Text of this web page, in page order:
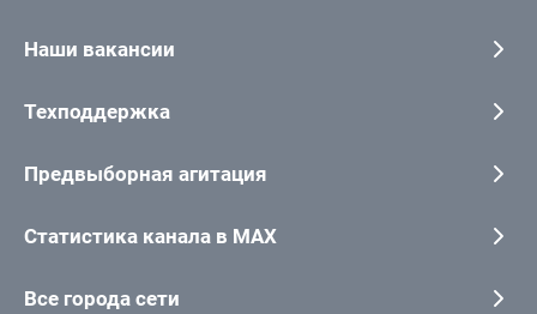
Наши вакансии
Техподдержка
Предвыборная агитация
Статистика канала в MAX
Все города сети